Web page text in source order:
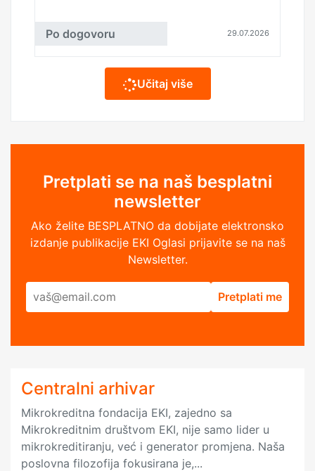
Po dogovoru 29.07.2026
Učitaj više
Pretplati se na naš besplatni
newsletter
Ako želite BESPLATNO da dobijate elektronsko
izdanje publikacije EKI Oglasi prijavite se na naš
Newsletter.
Centralni arhivar
Mikrokreditna fondacija EKI, zajedno sa
Mikrokreditnim društvom EKI, nije samo lider u
mikrokreditiranju, već i generator promjena. Naša
poslovna filozofija fokusirana je,...